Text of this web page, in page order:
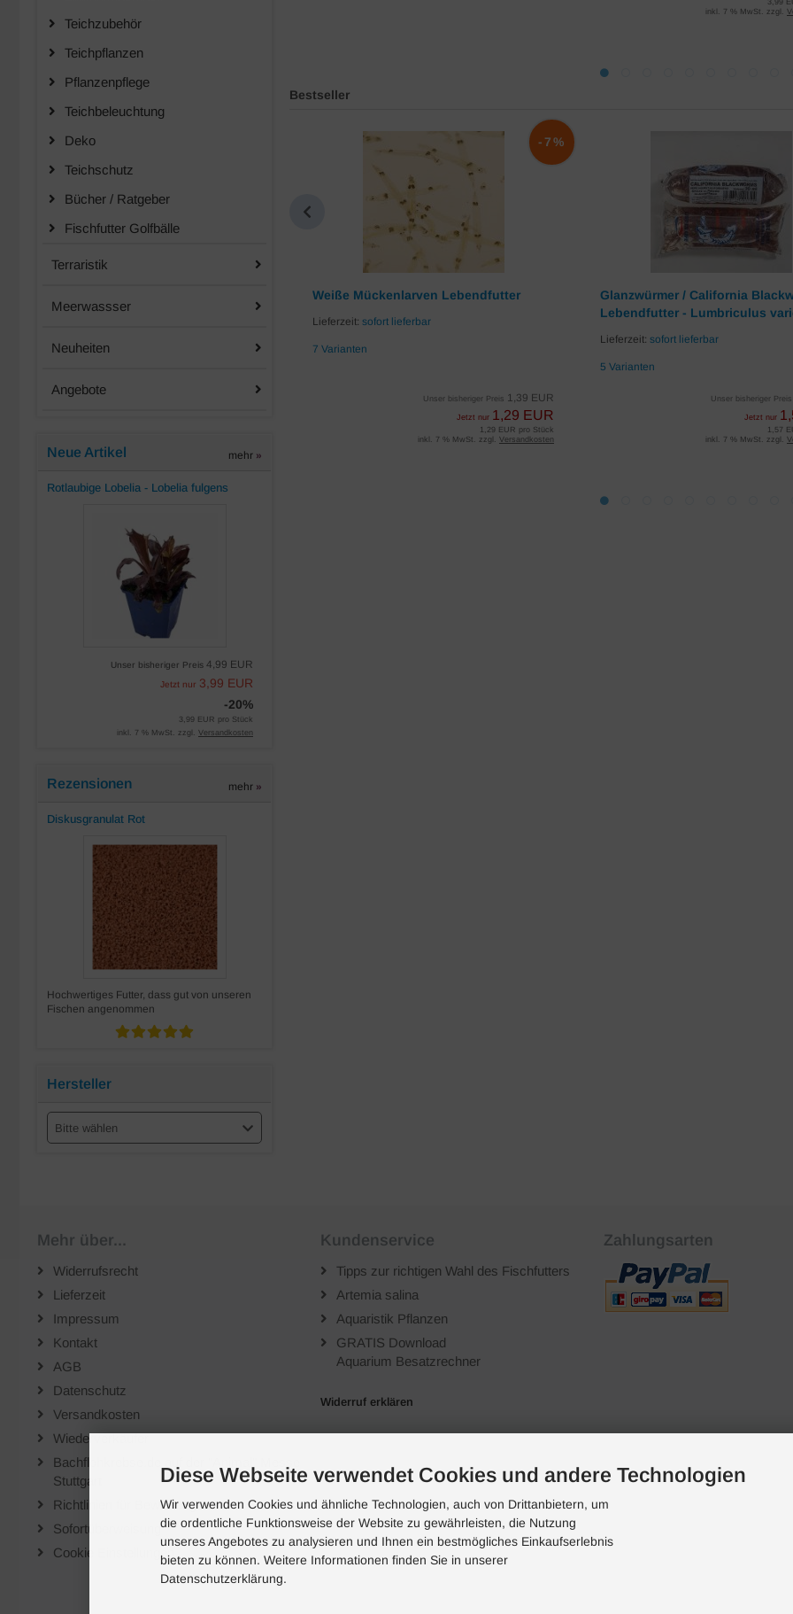
3,99
inkl. 7 % MwSt. zzgl.
Bestseller
5 Varianten
Weiße Mückenlarven Lebendfutter
Lieferzeit: sofort lieferbar
7 Varianten
Unser bisheriger Preis 1,39 EUR
Jetzt nur 1,29 EUR
-7%
1,29 EUR pro Stück
inkl. 7 % MwSt. zzgl. Versandkosten
Glanzwürmer / California
Lebendfutter - Lumbriculus
Lieferzeit: sofort lieferbar
5 Varianten
Unser bisheriger Preis
Jetzt nur
1,57
inkl. 7 % MwSt. zzgl.
Teichzubehör
Teichpflanzen
Pflanzenpflege
Teichbeleuchtung
Deko
Teichschutz
Bücher / Ratgeber
Fischfutter Golfbälle
Terraristik
Meerwassser
Neuheiten
Angebote
Neue Artikel mehr »
Rotlaubige Lobelia - Lobelia fulgens
Unser bisheriger Preis 4,99 EUR
Jetzt nur 3,99 EUR
-20%
3,99 EUR pro Stück
inkl. 7 % MwSt. zzgl. Versandkosten
Rezensionen mehr »
Diskusgranulat Rot
Hochwertiges Futter, dass gut von unseren
Fischen angenommen
Hersteller
Bitte wählen
Mehr über...
Widerrufsrecht
Lieferzeit
Impressum
Kontakt
AGB
Datenschutz
Versandkosten
Wiederverkäufer
Bachflohkrebse.de auf der "Animal" Messe
Stuttgart
Richtlinien für Bewertungen
Sofortüberweisung
Cookie Einstellungen
Kundenservice
Tipps zur richtigen Wahl des Fischfutters
Artemia salina
Aquaristik Pflanzen
GRATIS Download
Aquarium Besatzrechner
Widerruf erklären
Zahlungsarten
Diese Webseite verwendet Cookies und andere Technologien
Wir verwenden Cookies und ähnliche Technologien, auch von Drittanbietern, um
die ordentliche Funktionsweise der Website zu gewährleisten, die Nutzung
unseres Angebotes zu analysieren und Ihnen ein bestmögliches Einkaufserlebnis
bieten zu können. Weitere Informationen finden Sie in unserer
Datenschutzerklärung.